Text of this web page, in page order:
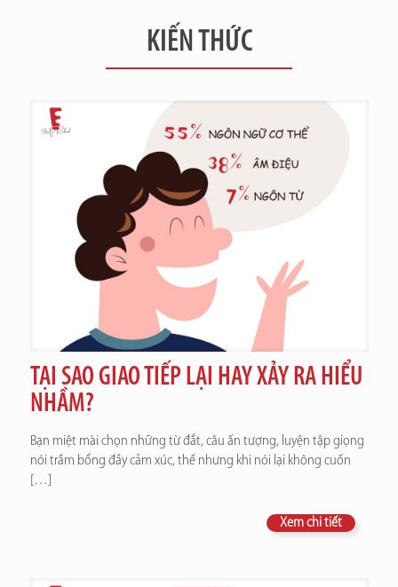
KIẾN THỨC
TẠI SAO GIAO TIẾP LẠI HAY XẢY RA HIỂU
NHẦM?
Bạn miệt mài chọn những từ đắt, câu ấn tượng, luyện tập giọng
nói trầm bổng đầy cảm xúc, thế nhưng khi nói lại không cuốn
[…]
Xem chi tiết